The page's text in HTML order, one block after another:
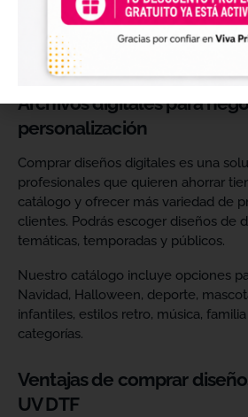
catálogo de personalización de
producciones propias utilizando tu
proveedor habitual de impresión.
Archivos digitales para
personalización
Comprar diseños digitales es una
profesionales que quieren ahorrar
catálogo y ofrecer más variedad de
clientes. Podrás escoger diseños de
temáticas, temporadas y públicos.
Nuestro catálogo incluye opciones
Navidad, Halloween, deporte,
infantiles, estilos retro, música,
categorías.
Ventajas de comprar
UV DTF